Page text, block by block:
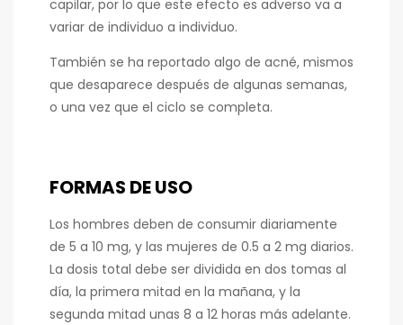
capilar, por lo que este efecto es adverso va a
variar de individuo a individuo.
También se ha reportado algo de acné, mismos
que desaparece después de algunas semanas,
o una vez que el ciclo se completa.
FORMAS DE USO
Los hombres deben de consumir diariamente
de 5 a 10 mg, y las mujeres de 0.5 a 2 mg diarios.
La dosis total debe ser dividida en dos tomas al
día, la primera mitad en la mañana, y la
segunda mitad unas 8 a 12 horas más adelante.